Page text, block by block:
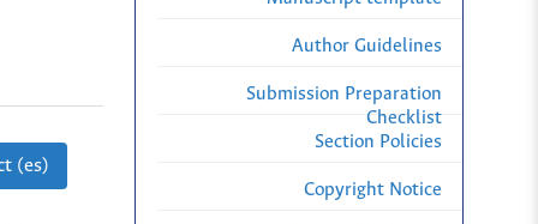
(es)
Author Guidelines
Submission Preparation
Checklist
Section Policies
Copyright Notice